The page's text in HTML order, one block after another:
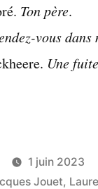
Ton père.
vous dans
Une
1 juin 2023
Jouet,